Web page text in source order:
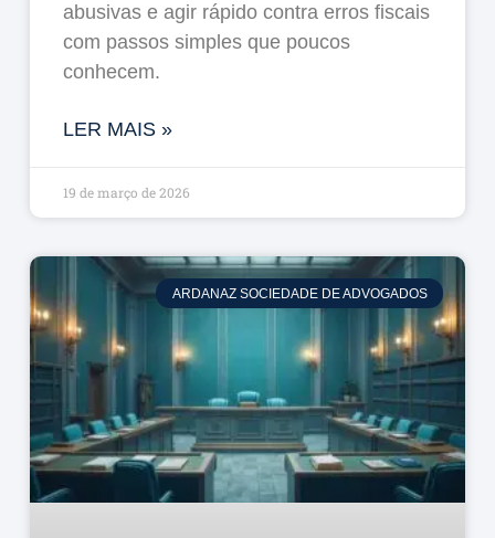
abusivas e agir rápido contra erros fiscais
com passos simples que poucos
conhecem.
LER MAIS »
19 de março de 2026
ARDANAZ SOCIEDADE DE ADVOGADOS